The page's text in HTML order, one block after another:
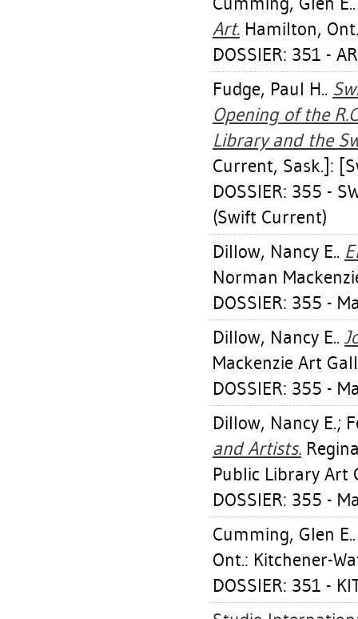
Art. Hamilton,
DOSSIER: 351 -
Fudge, Paul H..
Opening of the
Library and the
Current, Sask.]:
DOSSIER: 355 -
(Swift Current)
Dillow, Nancy E..
Norman
DOSSIER: 355 -
Dillow, Nancy E..
Mackenzie Art
DOSSIER: 355 -
Dillow, Nancy E.;
and Artists.
Public Library Art
DOSSIER: 355 -
Cumming, Glen E.
Ont.: Kitchener-
DOSSIER: 351 -